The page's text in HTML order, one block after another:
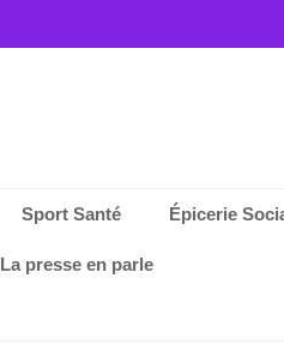
Sport Santé Épicerie
La presse en parle